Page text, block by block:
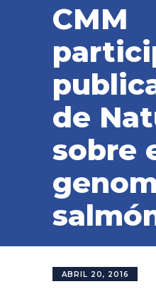
CMM
de
sobre
ABRIL 20, 2016